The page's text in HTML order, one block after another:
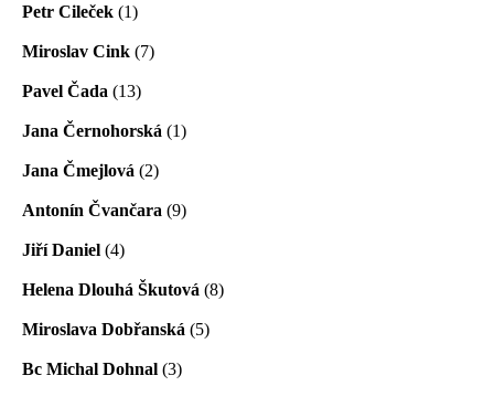
Petr Cileček (1)
Miroslav Cink (7)
Pavel Čada (13)
Jana Černohorská (1)
Jana Čmejlová (2)
Antonín Čvančara (9)
Jiří Daniel (4)
Helena Dlouhá Škutová (8)
Miroslava Dobřanská (5)
Bc Michal Dohnal (3)